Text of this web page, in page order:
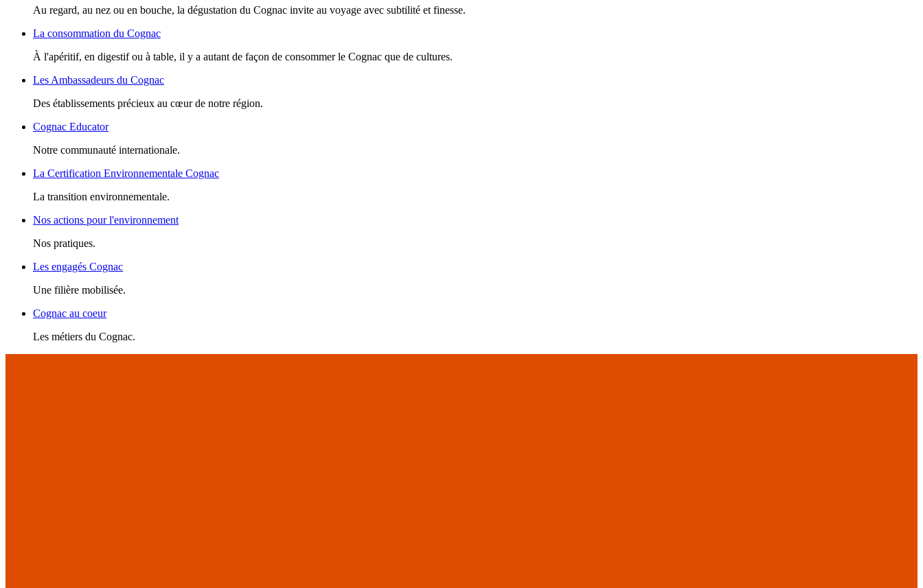
Au regard, au nez ou en bouche, la dégustation du Cognac invite au voyage avec subtilité et finesse.
La consommation du Cognac
À l'apéritif, en digestif ou à table, il y a autant de façon de consommer le Cognac que de cultures.
Les Ambassadeurs du Cognac
Des établissements précieux au cœur de notre région.
Cognac Educator
Notre communauté internationale.
La Certification Environnementale Cognac
La transition environnementale.
Nos actions pour l'environnement
Nos pratiques.
Les engagés Cognac
Une filière mobilisée.
Cognac au coeur
Les métiers du Cognac.